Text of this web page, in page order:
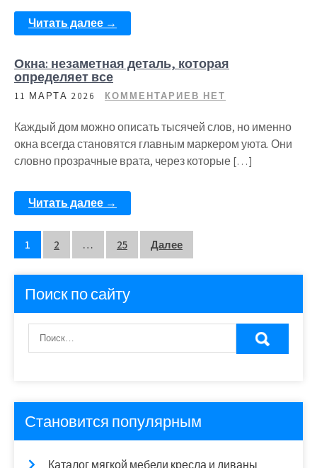
Читать далее →
Окна: незаметная деталь, которая
определяет все
11 МАРТА 2026 КОММЕНТАРИЕВ НЕТ
Каждый дом можно описать тысячей слов, но именно
окна всегда становятся главным маркером уюта. Они
словно прозрачные врата, через которые […]
Читать далее →
Пагинация
записей
1 2 … 25 Далее
Поиск по сайту
Становится популярным
Каталог мягкой мебели кресла и диваны